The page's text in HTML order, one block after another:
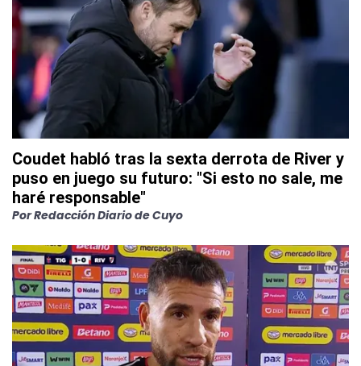
Coudet habló tras la sexta derrota de River y
puso en juego su futuro: "Si esto no sale, me
haré responsable"
PorRedacción Diario de Cuyo